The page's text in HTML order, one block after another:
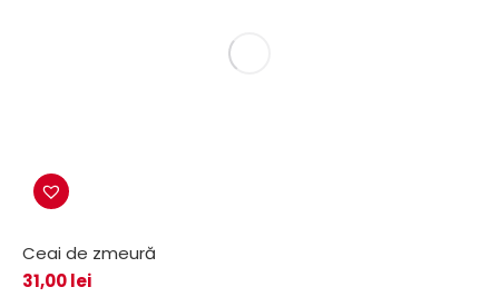
Ceai de zmeură
31,00lei